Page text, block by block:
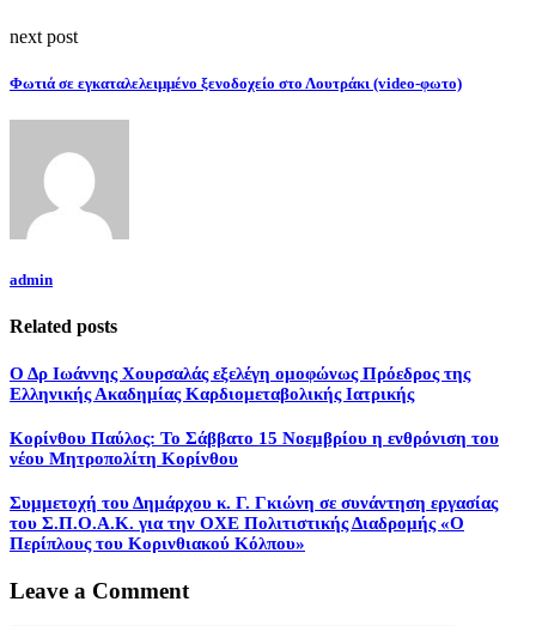
next post
Φωτιά σε εγκαταλελειμμένο ξενοδοχείο στο Λουτράκι (video-φωτο)
admin
Related posts
Ο Δρ Ιωάννης Χουρσαλάς εξελέγη ομοφώνως Πρόεδρος της
Ελληνικής Ακαδημίας Καρδιομεταβολικής Ιατρικής
Κορίνθου Παύλος: Το Σάββατο 15 Νοεμβρίου η ενθρόνιση του
νέου Μητροπολίτη Κορίνθου
Συμμετοχή του Δημάρχου κ. Γ. Γκιώνη σε συνάντηση εργασίας
του Σ.Π.Ο.Α.Κ. για την ΟΧΕ Πολιτιστικής Διαδρομής «Ο
Περίπλους του Κορινθιακού Κόλπου»
Leave a Comment